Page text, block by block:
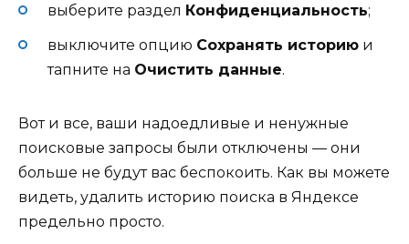
выберите раздел Конфиденциальность;
выключите опцию Сохранять историю и
тапните на Очистить данные.
Вот и все, ваши надоедливые и ненужные
поисковые запросы были отключены — они
больше не будут вас беспокоить. Как вы можете
видеть, удалить историю поиска в Яндексе
предельно просто.